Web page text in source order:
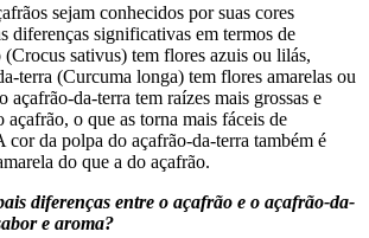
sejam conhecidos por suas cores
diferenças significativas em termos de
(Crocus sativus) tem flores azuis ou lilás,
terra (Curcuma longa) tem flores amarelas ou
açafrão-da-terra tem raízes mais grossas e
açafrão, o que as torna mais fáceis de
cor da polpa do açafrão-da-terra também é
do que a do açafrão.
diferenças entre o açafrão e o açafrão-da-
e aroma?